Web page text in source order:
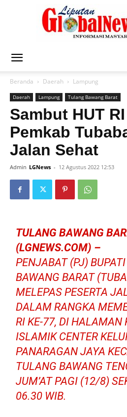
Global
Beranda Daerah Lampung
Daerah Lampung Tulang Bawang Barat
Sambut HUT
Pemkab
Jalan Sehat
Admin LGNews - 12 Agustus 2022 12:53
TULANG BAWANG
(LGNEWS.COM) –
PENJABAT (PJ)
BAWANG BARAT
MELEPAS PESERTA
DALAM RANGKA
RI KE-77, DI HALAMAN
ISLAMIK CENTER
PANARAGAN JAYA
TULANG BAWANG
JUM’AT PAGI (12/8)
06.30 WIB.